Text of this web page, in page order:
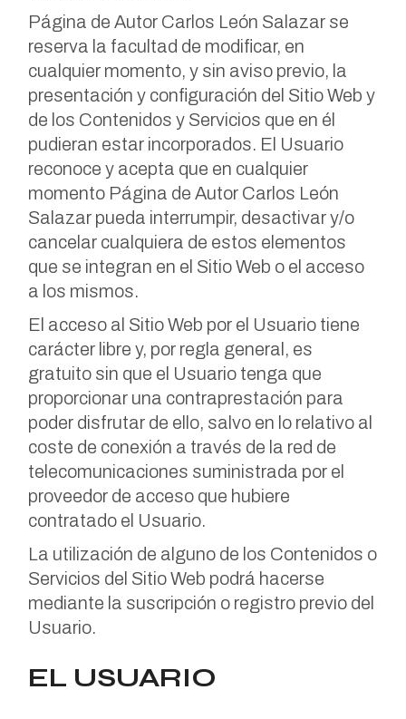
Página de Autor Carlos León Salazar se
reserva la facultad de modificar, en
cualquier momento, y sin aviso previo, la
presentación y configuración del Sitio Web y
de los Contenidos y Servicios que en él
pudieran estar incorporados. El Usuario
reconoce y acepta que en cualquier
momento Página de Autor Carlos León
Salazar pueda interrumpir, desactivar y/o
cancelar cualquiera de estos elementos
que se integran en el Sitio Web o el acceso
a los mismos.
El acceso al Sitio Web por el Usuario tiene
carácter libre y, por regla general, es
gratuito sin que el Usuario tenga que
proporcionar una contraprestación para
poder disfrutar de ello, salvo en lo relativo al
coste de conexión a través de la red de
telecomunicaciones suministrada por el
proveedor de acceso que hubiere
contratado el Usuario.
La utilización de alguno de los Contenidos o
Servicios del Sitio Web podrá hacerse
mediante la suscripción o registro previo del
Usuario.
EL USUARIO